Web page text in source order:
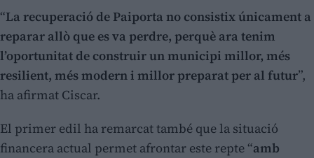
“La recuperació de Paiporta no consistix únicament a
reparar allò que es va perdre, perquè ara tenim
l’oportunitat de construir un municipi millor, més
resilient, més modern i millor preparat per al futur”,
ha afirmat Ciscar.
El primer edil ha remarcat també que la situació
financera actual permet afrontar este repte “amb